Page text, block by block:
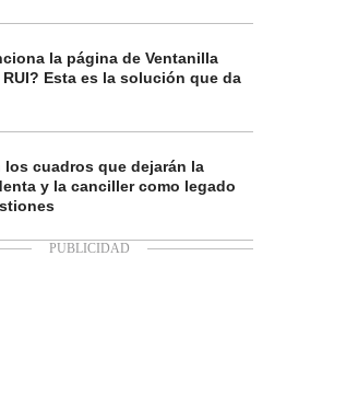
la página de Ventanilla
Esta es la solución que da
los cuadros que dejarán la
y la canciller como legado